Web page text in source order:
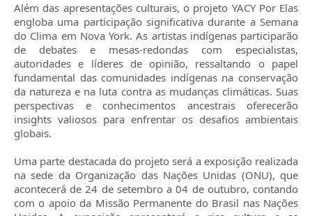
Além das apresentações culturais, o projeto YACY Por Elas
engloba uma participação significativa durante a Semana
do Clima em Nova York. As artistas indígenas participarão
de debates e mesas-redondas com especialistas,
autoridades e líderes de opinião, ressaltando o papel
fundamental das comunidades indígenas na conservação
da natureza e na luta contra as mudanças climáticas. Suas
perspectivas e conhecimentos ancestrais oferecerão
insights valiosos para enfrentar os desafios ambientais
globais.
Uma parte destacada do projeto será a exposição realizada
na sede da Organização das Nações Unidas (ONU), que
acontecerá de 24 de setembro a 04 de outubro, contando
com o apoio da Missão Permanente do Brasil nas Nações